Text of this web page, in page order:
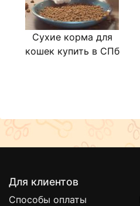
Сухие корма для
кошек купить в СПб
Для клиентов
Способы оплаты